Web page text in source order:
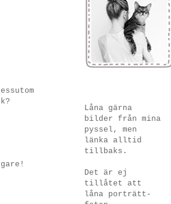
Låna gärna
bilder från mina
pyssel, men
länka alltid
tillbaks.
Det är ej
tillåtet att
låna porträtt-